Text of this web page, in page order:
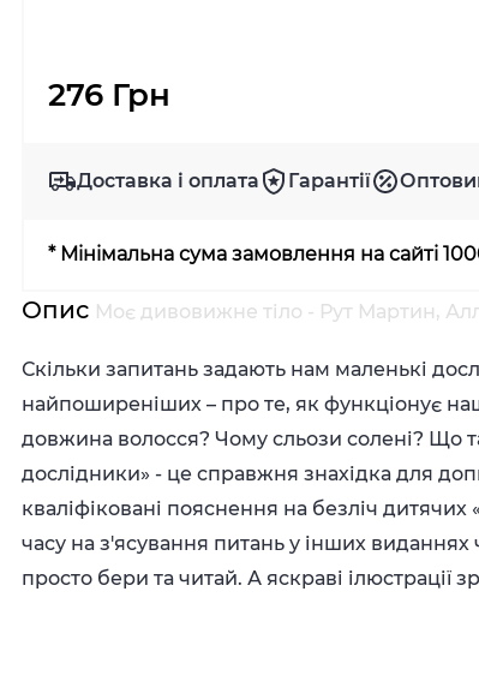
276 Грн
Доставка і оплата Гарантії
* Мінімальна сума замовлення на сайті
Опис Моє дивовижне тіло - Рут Мартин,
Скільки запитань задають нам маленькі
найпоширеніших – про те, як функціонує
довжина волосся? Чому сльози солені? Що
дослідники» - це справжня знахідка для
кваліфіковані пояснення на безліч
часу на з'ясування питань у інших виданнях
просто бери та читай. А яскраві ілюстрації